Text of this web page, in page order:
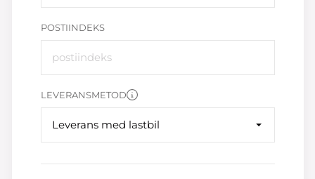
POSTIINDEKS
LEVERANSMETOD
Leverans med lastbil